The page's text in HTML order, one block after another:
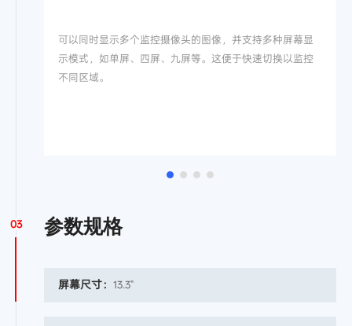
可以同时显示多个监控摄像头的图像，并支持多种屏幕显
示模式，如单屏、四屏、九屏等。这便于快速切换以监控
不同区域。
03 参数规格
屏幕尺寸： 13.3"